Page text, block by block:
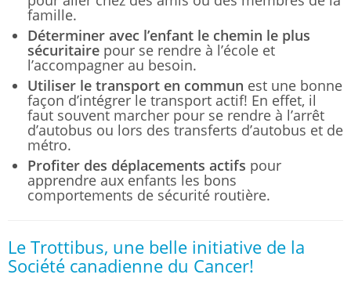
famille.
Déterminer avec l’enfant le chemin le plus
sécuritaire pour se rendre à l’école et
l’accompagner au besoin.
Utiliser le transport en commun est une bonne
façon d’intégrer le transport actif! En effet, il
faut souvent marcher pour se rendre à l’arrêt
d’autobus ou lors des transferts d’autobus et de
métro.
Profiter des déplacements actifs pour
apprendre aux enfants les bons
comportements de sécurité routière.
Le Trottibus, une belle initiative de la
Société canadienne du Cancer!